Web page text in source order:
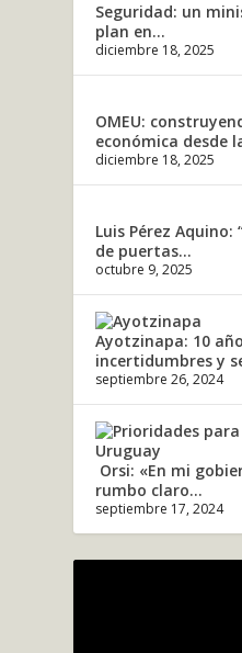
Seguridad: un
plan en...
diciembre 18, 2025
OMEU:
económica desde
diciembre 18, 2025
Luis Pérez
de puertas...
octubre 9, 2025
Ayotzinapa: 10
incertidumbres y
septiembre 26, 2024
Orsi: «En mi
rumbo claro...
septiembre 17, 2024